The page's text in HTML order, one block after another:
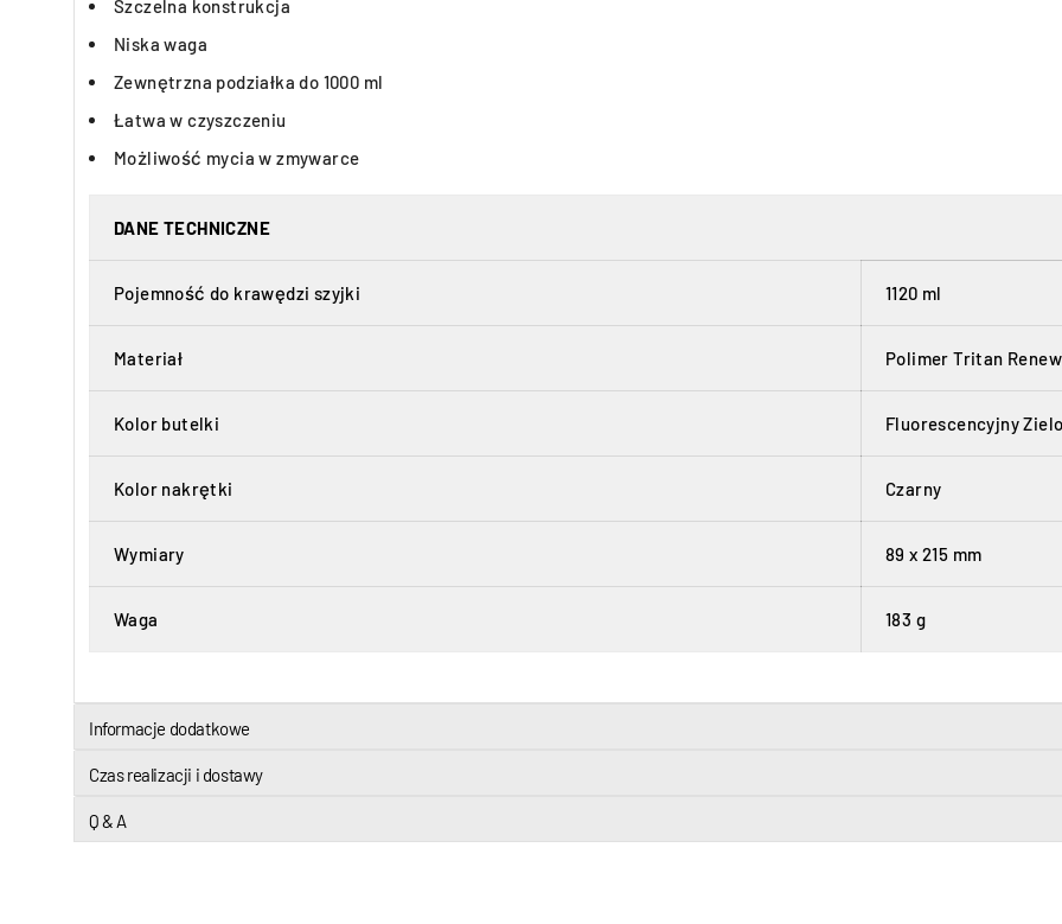
Szczelna konstrukcja
Niska waga
Zewnętrzna podziałka do 1000 ml
Łatwa w czyszczeniu
Możliwość mycia w zmywarce
DANE TECHNICZNE
Pojemność do krawędzi szyjki 1120 ml
Materiał Polimer Tritan
Kolor butelki Fluorescencyjny
Kolor nakrętki Czarny
Wymiary 89 x 215 mm
Waga 183 g
Informacje dodatkowe
Czas realizacji i dostawy
Q & A